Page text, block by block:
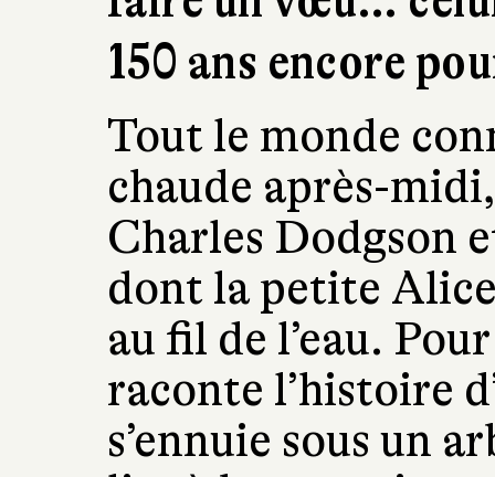
150 ans encore
Tout le monde
chaude après-
Charles Dodgson
dont la petite
au fil de l’eau.
raconte l’histoire
s’ennuie sous un